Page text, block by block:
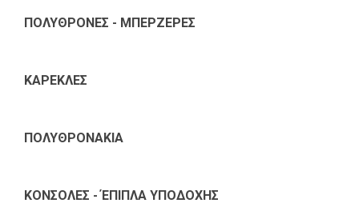
ΠΟΛΥΘΡΟΝΕΣ - ΜΠΕΡΖΕΡΕΣ
ΚΑΡΕΚΛΕΣ
ΠΟΛΥΘΡΟΝΑΚΙΑ
ΚΟΝΣΟΛΕΣ - ΈΠΙΠΛΑ ΥΠΟΔΟΧΗΣ